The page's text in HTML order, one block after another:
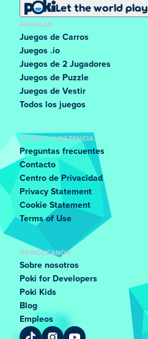
Let the world play
POPULAR
Juegos de Carros
Juegos .io
Juegos de 2 Jugadores
Juegos de Puzzle
Juegos de Vestir
Todos los juegos
AYUDA Y ASISTENCIA
Preguntas frecuentes
Contacto
Centro de Privacidad
Privacy Statement
Cookie Statement
Terms of Use
CONÓZCANOS
Sobre nosotros
Poki for Developers
Poki Kids
Blog
Empleos